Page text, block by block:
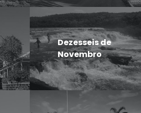
Dezesseis de
Novembro